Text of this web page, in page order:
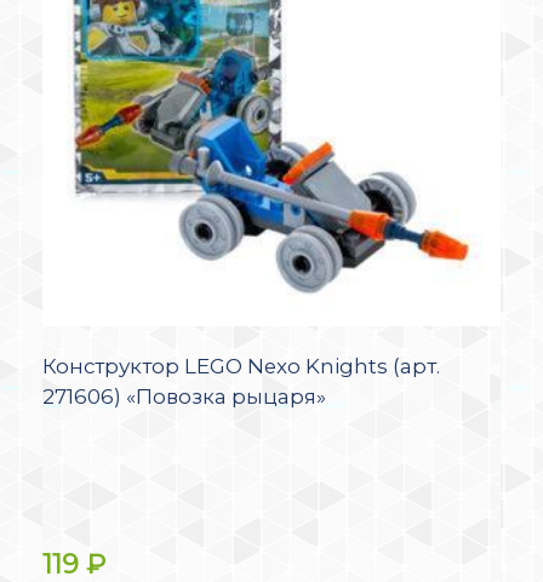
Конструктор LEGO Nexo Knights (арт.
271606) «Повозка рыцаря»
119 ₽